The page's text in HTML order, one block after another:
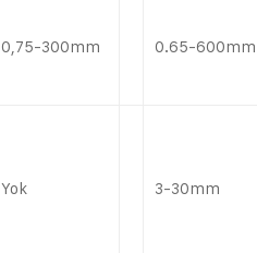
0,75-300mm 0.65-600mm
Yok 3-30mm